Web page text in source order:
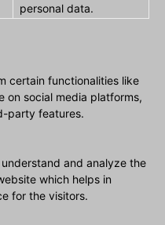
personal data.
certain functionalities like
on social media platforms,
party features.
and analyze the
which helps in
for the visitors.